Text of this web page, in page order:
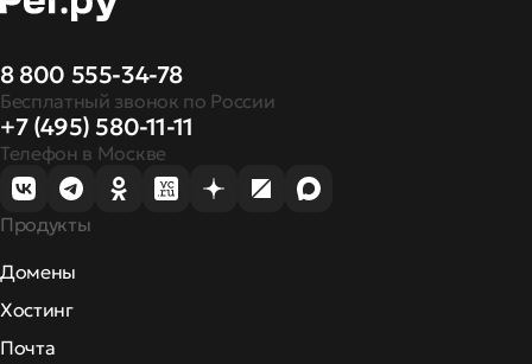
8 800 555-34-78
Бесплатный звонок по России
+7 (495) 580-11-11
Телефон в Москве
Продукты
Домены
Хостинг
Почта